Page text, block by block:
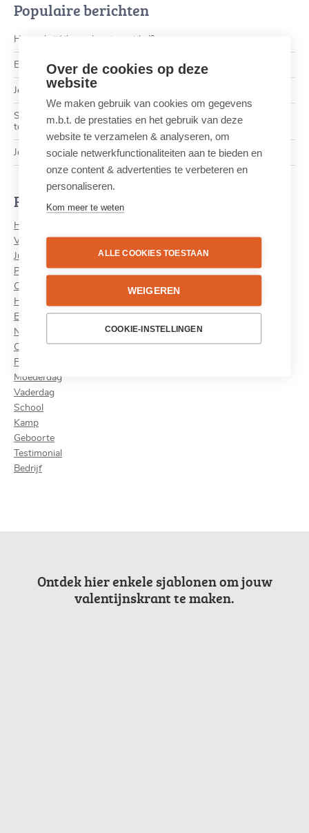
Populaire berichten
Hoe schrijf ik een krantenartikel?
Een pensioenkrant voor Ivan
Je eigen krant als unieke uitnodiging: een checklist
Schoolopdracht: Waarom een krant maken met de klas een
topidee is!
Joke en Kevin vertellen over hun huwelijkskrant
Rubrieken
Huwelijk
Verjaardag
Jubileum
Pensioen
Communie
Halloween
Eindejaar
Nieuwjaar
Carnaval
Familie
Moederdag
Vaderdag
School
Kamp
Geboorte
Testimonial
Bedrijf
Ontdek hier enkele sjablonen om jouw
valentijnskrant te maken.
Over de cookies op deze
website
We maken gebruik van cookies om gegevens
m.b.t. de prestaties en het gebruik van deze
website te verzamelen & analyseren, om
sociale netwerkfunctionaliteiten aan te bieden en
onze content & advertenties te verbeteren en
personaliseren.
Kom meer te weten
ALLE COOKIES TOESTAAN
WEIGEREN
COOKIE-INSTELLINGEN